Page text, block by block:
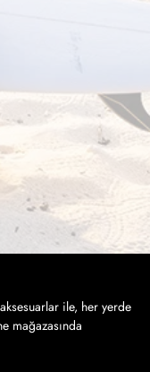
ile, her yerde
mağazasında